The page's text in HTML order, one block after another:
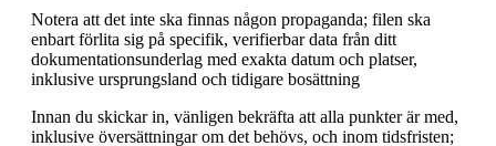
Notera att det inte ska finnas någon propaganda; filen ska
enbart förlita sig på specifik, verifierbar data från ditt
dokumentationsunderlag med exakta datum och platser,
inklusive ursprungsland och tidigare bosättning
Innan du skickar in, vänligen bekräfta att alla punkter är med,
inklusive översättningar om det behövs, och inom tidsfristen;